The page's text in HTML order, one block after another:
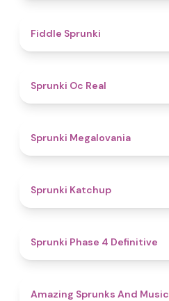
Fiddle Sprunki
Sprunki Oc Real
Sprunki Megalovania
Sprunki Katchup
Sprunki Phase 4 Definitive
Amazing Sprunks And Music